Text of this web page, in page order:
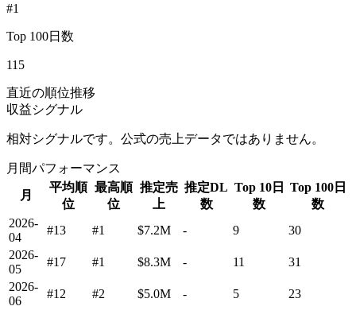
#1
Top 100日数
115
直近の順位推移
収益シグナル
相対シグナルです。公式の売上データではありません。
月間パフォーマンス
月
平均順
位
最高順
位
推定売
上
推定DL
数
Top 10日
数
Top 100日
数
2026-
04
#13 #1 $7.2M - 9
30
2026-
05
#17 #1 $8.3M - 11
31
2026-
06
#12 #2 $5.0M - 5
23